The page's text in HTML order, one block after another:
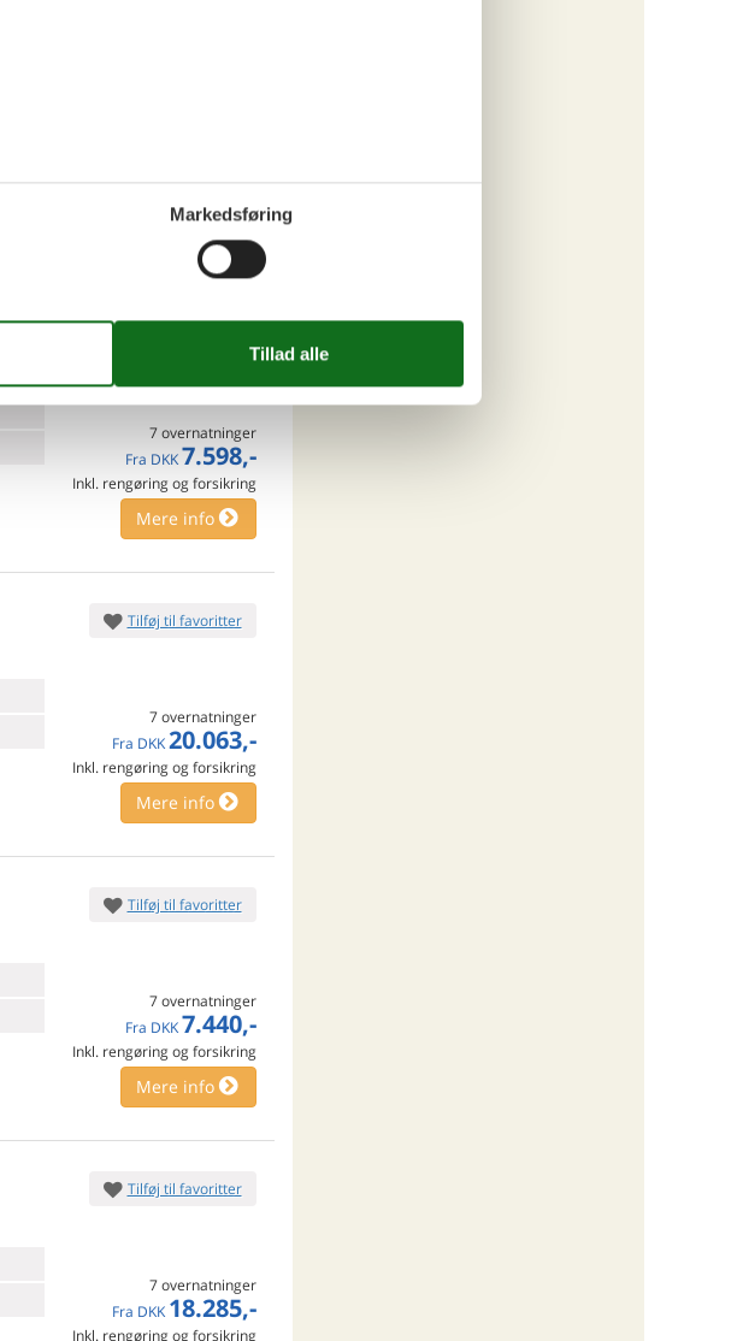
Mere info
7 overnatninger
Fra DKK 7.598,-
Inkl. rengøring og forsikring
Mere info
Tilføj til favoritter
7 overnatninger
Fra DKK 20.063,-
Inkl. rengøring og forsikring
Mere info
Tilføj til favoritter
7 overnatninger
Fra DKK 7.440,-
Inkl. rengøring og forsikring
Mere info
Tilføj til favoritter
7 overnatninger
Fra DKK 18.285,-
Inkl. rengøring og forsikring
Markedsføring